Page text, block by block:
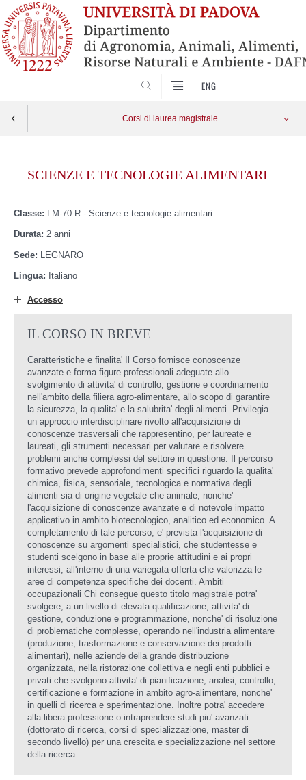
ENG
Corsi di laurea magistrale
SCIENZE E TECNOLOGIE ALIMENTARI
Classe: LM-70 R - Scienze e tecnologie alimentari
Durata: 2 anni
Sede: LEGNARO
Lingua: Italiano
Accesso
IL CORSO IN BREVE
Caratteristiche e finalita' Il Corso fornisce conoscenze
avanzate e forma figure professionali adeguate allo
svolgimento di attivita' di controllo, gestione e coordinamento
nell'ambito della filiera agro-alimentare, allo scopo di garantire
la sicurezza, la qualita' e la salubrita' degli alimenti. Privilegia
un approccio interdisciplinare rivolto all'acquisizione di
conoscenze trasversali che rappresentino, per laureate e
laureati, gli strumenti necessari per valutare e risolvere
problemi anche complessi del settore in questione. Il percorso
formativo prevede approfondimenti specifici riguardo la qualita'
chimica, fisica, sensoriale, tecnologica e normativa degli
alimenti sia di origine vegetale che animale, nonche'
l'acquisizione di conoscenze avanzate e di notevole impatto
applicativo in ambito biotecnologico, analitico ed economico. A
completamento di tale percorso, e' prevista l'acquisizione di
conoscenze su argomenti specialistici, che studentesse e
studenti scelgono in base alle proprie attitudini e ai propri
interessi, all'interno di una variegata offerta che valorizza le
aree di competenza specifiche dei docenti. Ambiti
occupazionali Chi consegue questo titolo magistrale potra'
svolgere, a un livello di elevata qualificazione, attivita' di
gestione, conduzione e programmazione, nonche' di risoluzione
di problematiche complesse, operando nell'industria alimentare
(produzione, trasformazione e conservazione dei prodotti
alimentari), nelle aziende della grande distribuzione
organizzata, nella ristorazione collettiva e negli enti pubblici e
privati che svolgono attivita' di pianificazione, analisi, controllo,
certificazione e formazione in ambito agro-alimentare, nonche'
in quelli di ricerca e sperimentazione. Inoltre potra' accedere
alla libera professione o intraprendere studi piu' avanzati
(dottorato di ricerca, corsi di specializzazione, master di
secondo livello) per una crescita e specializzazione nel settore
della ricerca.